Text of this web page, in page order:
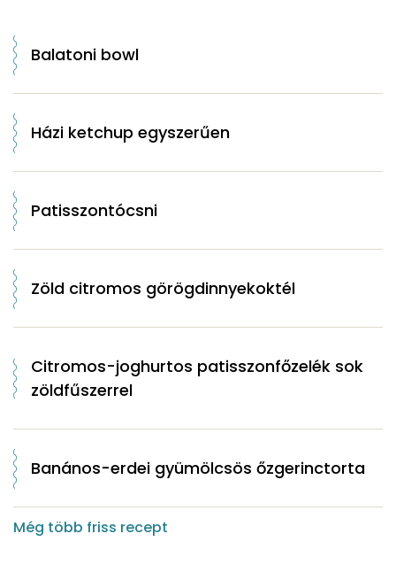
Balatoni bowl
Házi ketchup egyszerűen
Patisszontócsni
Zöld citromos görögdinnyekoktél
Citromos-joghurtos patisszonfőzelék sok
zöldfűszerrel
Banános-erdei gyümölcsös őzgerinctorta
Még több friss recept